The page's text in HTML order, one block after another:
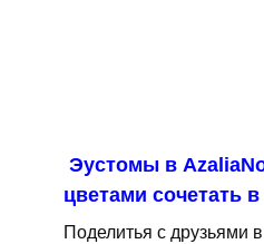
Эустомы в
цветами сочетать в
Поделитья с друзьями